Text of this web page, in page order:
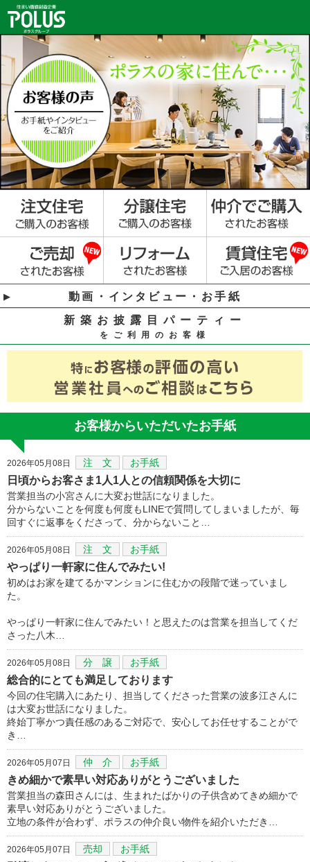
動画・インタビュー・お手紙
新築お披露目パーティー
をご利用のお客様
お客様からいただいたお手紙
2026年05月08日 注 文 お手紙
日頃からお客さま1人1人との信頼関係を大切に
営業担当の小宮さんに大変お世話になりました。
分からないことを何度も何度もLINEで質問してしまいましたが、毎
回すぐに返事をくださって、分からないこと…
2026年05月08日 注 文 お手紙
やっぱり一軒家に住んでみたい!
初めはお家を建てるかマンションに住むかの段階で迷っていまし
た。
やっぱり一軒家に住んでみたい！と思えたのは営業を担当してくだ
さった八木…
2026年05月08日 分 譲 お手紙
総合的にとても満足しております
今回の住宅購入にあたり、担当してくださった営業の波多江さんに
は大変お世話になりました。
終始丁寧かつ責任感のあるご対応で、安心してお任せすることがで
き…
2026年05月07日 仲 介 お手紙
きめ細かで素早い対応ありがとうございました
営業担当の森田さんには、生まれたばかりの子供含めてきめ細かで
素早い対応ありがとうございました。
立地の条件が合わず、ポラスの仲介良い物件を紹介いただき…
2026年05月07日 売却 お手紙